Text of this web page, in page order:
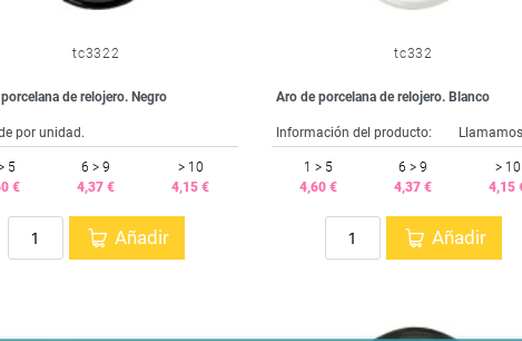
tc3322
de relojero. Negro
por unidad.
5
€
6 > 9
4,37 €
> 10
4,15 €
Añadir
tc332
Aro de porcelana de relojero. Blanco
1 > 5
4,60 €
6 > 9
4,37 €
> 10
4,15
Añadir